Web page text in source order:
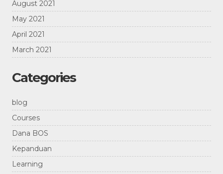
August 2021
May 2021
April 2021
March 2021
Categories
blog
Courses
Dana BOS
Kepanduan
Learning